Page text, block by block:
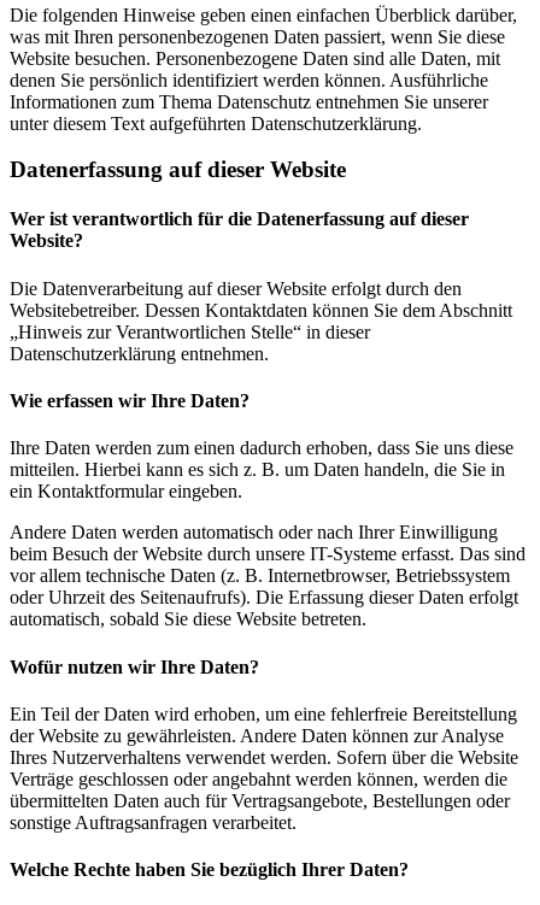
Die folgenden Hinweise geben einen einfachen Überblick darüber,
was mit Ihren personenbezogenen Daten passiert, wenn Sie diese
Website besuchen. Personenbezogene Daten sind alle Daten, mit
denen Sie persönlich identifiziert werden können. Ausführliche
Informationen zum Thema Datenschutz entnehmen Sie unserer
unter diesem Text aufgeführten Datenschutzerklärung.
Datenerfassung auf dieser Website
Wer ist verantwortlich für die Datenerfassung auf dieser
Website?
Die Datenverarbeitung auf dieser Website erfolgt durch den
Websitebetreiber. Dessen Kontaktdaten können Sie dem Abschnitt
„Hinweis zur Verantwortlichen Stelle“ in dieser
Datenschutzerklärung entnehmen.
Wie erfassen wir Ihre Daten?
Ihre Daten werden zum einen dadurch erhoben, dass Sie uns diese
mitteilen. Hierbei kann es sich z. B. um Daten handeln, die Sie in
ein Kontaktformular eingeben.
Andere Daten werden automatisch oder nach Ihrer Einwilligung
beim Besuch der Website durch unsere IT-Systeme erfasst. Das sind
vor allem technische Daten (z. B. Internetbrowser, Betriebssystem
oder Uhrzeit des Seitenaufrufs). Die Erfassung dieser Daten erfolgt
automatisch, sobald Sie diese Website betreten.
Wofür nutzen wir Ihre Daten?
Ein Teil der Daten wird erhoben, um eine fehlerfreie Bereitstellung
der Website zu gewährleisten. Andere Daten können zur Analyse
Ihres Nutzerverhaltens verwendet werden. Sofern über die Website
Verträge geschlossen oder angebahnt werden können, werden die
übermittelten Daten auch für Vertragsangebote, Bestellungen oder
sonstige Auftragsanfragen verarbeitet.
Welche Rechte haben Sie bezüglich Ihrer Daten?